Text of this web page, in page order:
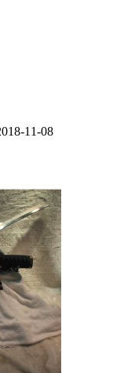
11-08